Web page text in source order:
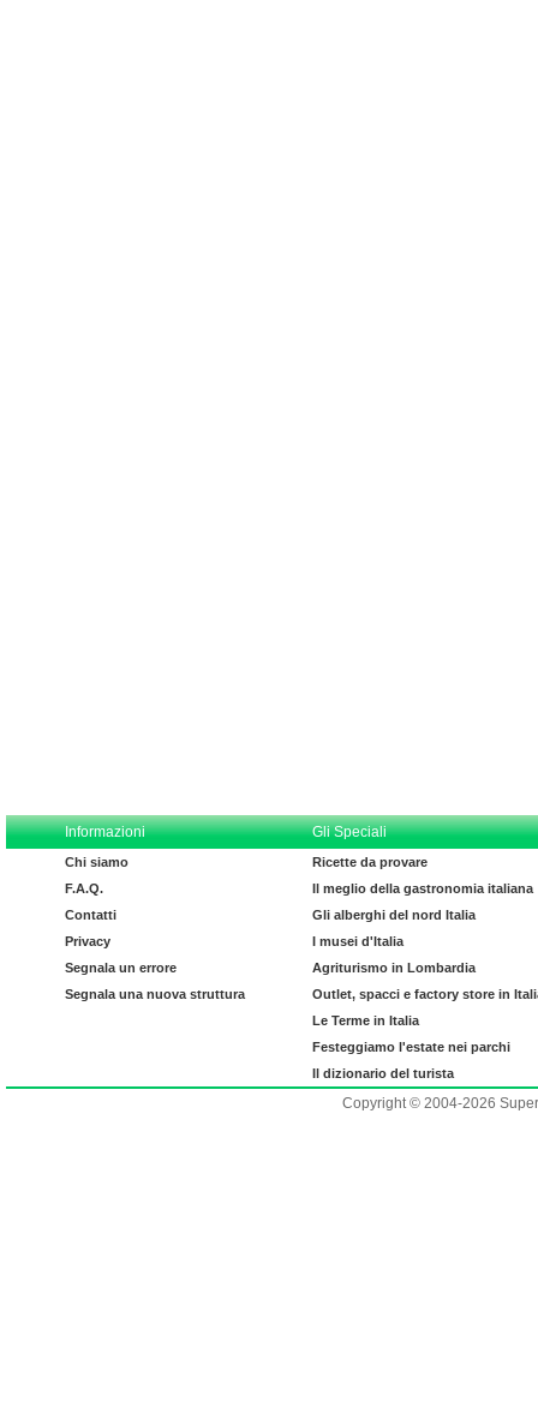
Informazioni Gli Speciali
Chi siamo
F.A.Q.
Contatti
Privacy
Segnala un errore
Segnala una nuova struttura
Ricette da provare
Il meglio della gastronomia italiana
Gli alberghi del nord Italia
I musei d'Italia
Agriturismo in Lombardia
Outlet, spacci e factory store in
Le Terme in Italia
Festeggiamo l'estate nei parchi
Il dizionario del turista
Copyright © 2004-2026